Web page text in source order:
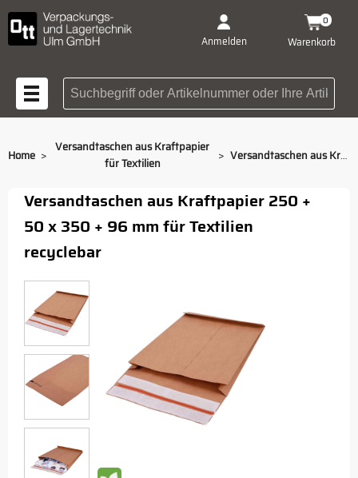
Anmelden Warenkorb
0
Suchbegriff oder
Home > Versandtaschen aus Kraftpapier
für Textilien
> Versandtaschen aus Kraftpapier für Textilien 250 + 50 x 350 + 96 mm
Versandtaschen aus Kraftpapier 250 +
50 x 350 + 96 mm für Textilien
recyclebar